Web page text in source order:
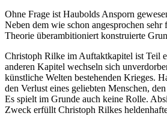
Ohne Frage ist Haubolds Ansporn
Neben dem wie schon angesprochen
Theorie überambitioniert konstruierte
Christoph Rilke im Auftaktkapitel ist Teil
anderen Kapitel wechseln sich
künstliche Welten bestehenden Krieges.
den Verlust eines geliebten Menschen,
Es spielt im Grunde auch keine Rolle.
Zweck erfüllt Christoph Rilkes